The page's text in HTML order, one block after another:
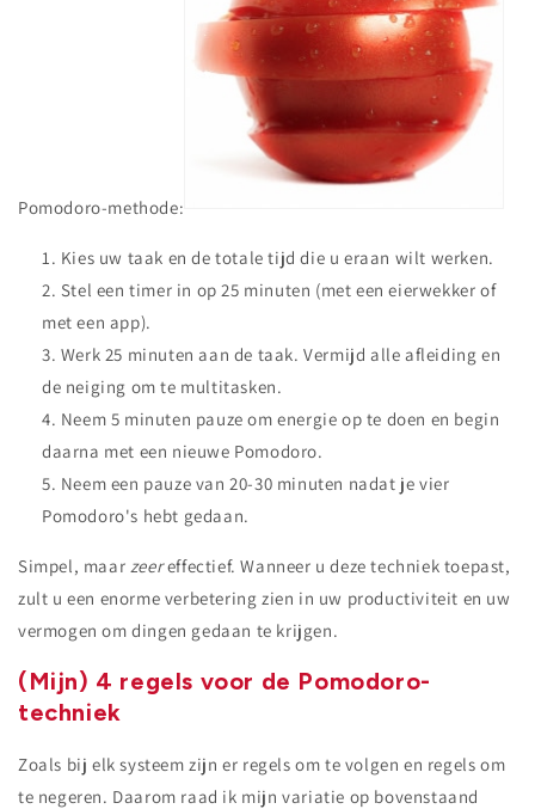
Pomodoro-methode:
Kies uw taak en de totale tijd die u eraan wilt werken.
Stel een timer in op 25 minuten (met een eierwekker of
met een app).
Werk 25 minuten aan de taak. Vermijd alle afleiding en
de neiging om te multitasken.
Neem 5 minuten pauze om energie op te doen en begin
daarna met een nieuwe Pomodoro.
Neem een ​​pauze van 20-30 minuten nadat je vier
Pomodoro's hebt gedaan.
Simpel, maar zeereffectief. Wanneer u deze techniek toepast,
zult u een enorme verbetering zien in uw productiviteit en uw
vermogen om dingen gedaan te krijgen.
(Mijn) 4 regels voor de Pomodoro-
techniek
Zoals bij elk systeem zijn er regels om te volgen en regels om
te negeren. Daarom raad ik mijn variatie op bovenstaand